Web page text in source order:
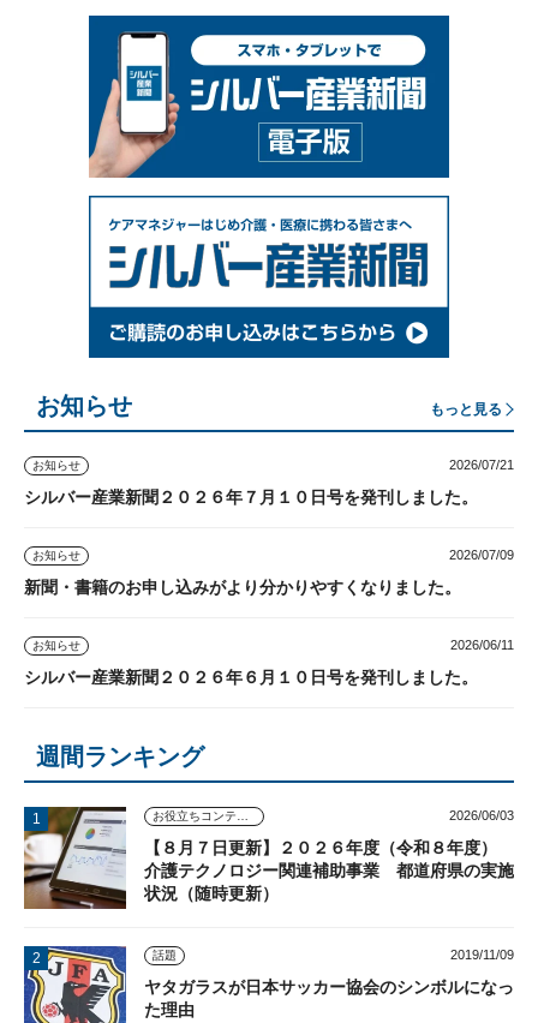
お知らせ もっと見る
お知らせ 2026/07/21
シルバー産業新聞２０２６年７月１０日号を発刊しました。
お知らせ 2026/07/09
新聞・書籍のお申し込みがより分かりやすくなりました。
お知らせ 2026/06/11
シルバー産業新聞２０２６年６月１０日号を発刊しました。
週間ランキング
お役立ちコンテンツ 2026/06/03
【８月７日更新】２０２６年度（令和８年度）
介護テクノロジー関連補助事業 都道府県の実施
状況（随時更新）
話題 2019/11/09
ヤタガラスが日本サッカー協会のシンボルになっ
た理由